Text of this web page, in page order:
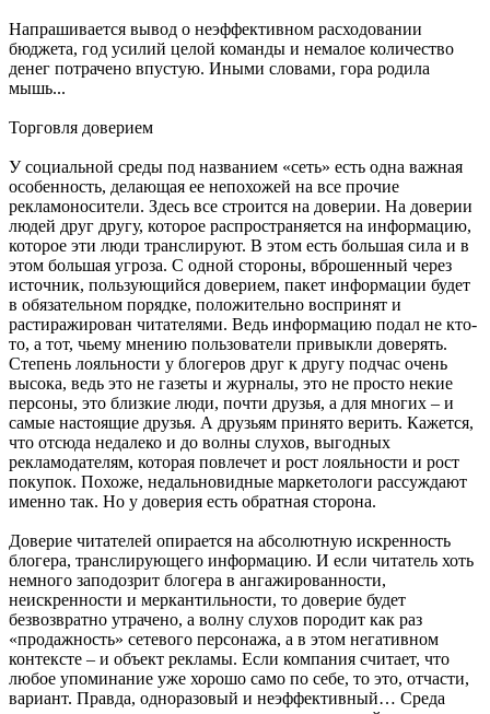
Напрашивается вывод о неэффективном расходовании
бюджета, год усилий целой команды и немалое количество
денег потрачено впустую. Иными словами, гора родила
мышь...
Торговля доверием
У социальной среды под названием «сеть» есть одна важная
особенность, делающая ее непохожей на все прочие
рекламоносители. Здесь все строится на доверии. На доверии
людей друг другу, которое распространяется на информацию,
которое эти люди транслируют. В этом есть большая сила и в
этом большая угроза. С одной стороны, вброшенный через
источник, пользующийся доверием, пакет информации будет
в обязательном порядке, положительно воспринят и
растиражирован читателями. Ведь информацию подал не кто-
то, а тот, чьему мнению пользователи привыкли доверять.
Степень лояльности у блогеров друг к другу подчас очень
высока, ведь это не газеты и журналы, это не просто некие
персоны, это близкие люди, почти друзья, а для многих – и
самые настоящие друзья. А друзьям принято верить. Кажется,
что отсюда недалеко и до волны слухов, выгодных
рекламодателям, которая повлечет и рост лояльности и рост
покупок. Похоже, недальновидные маркетологи рассуждают
именно так. Но у доверия есть обратная сторона.
Доверие читателей опирается на абсолютную искренность
блогера, транслирующего информацию. И если читатель хоть
немного заподозрит блогера в ангажированности,
неискренности и меркантильности, то доверие будет
безвозвратно утрачено, а волну слухов породит как раз
«продажность» сетевого персонажа, а в этом негативном
контексте – и объект рекламы. Если компания считает, что
любое упоминание уже хорошо само по себе, то это, отчасти,
вариант. Правда, одноразовый и неэффективный… Среда